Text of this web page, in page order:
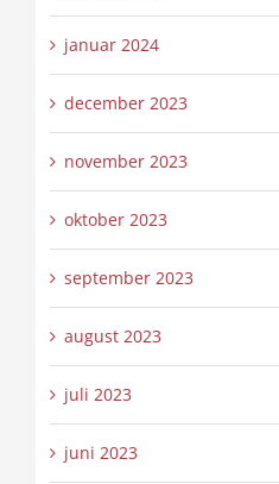
januar 2024
december 2023
november 2023
oktober 2023
september 2023
august 2023
juli 2023
juni 2023